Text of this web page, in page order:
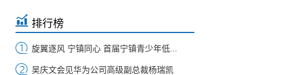
排行榜
旋翼逐风 宁镇同心 首届宁镇青少年低...
吴庆文会见华为公司高级副总裁杨瑞凯